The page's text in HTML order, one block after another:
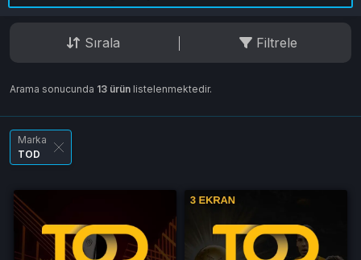
Sırala Filtrele
Arama sonucunda 13 ürün listelenmektedir.
Marka
TOD